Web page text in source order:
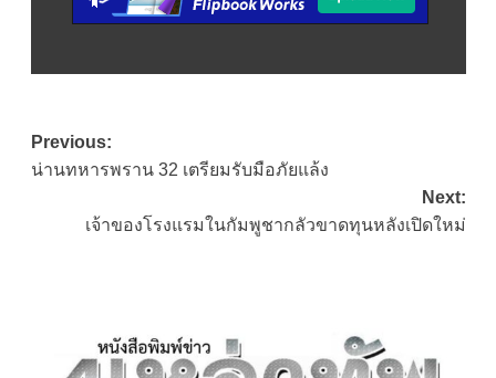
Post
navigation
Previous:
น่านทหารพราน 32 เตรียมรับมือภัยแล้ง
Next:
เจ้าของโรงแรมในกัมพูชากลัวขาดทุนหลังเปิดใหม่